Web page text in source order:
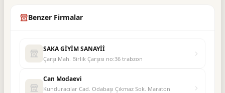
Benzer Firmalar
SAKA GİYİM SANAYİİ
Çarşı Mah. Birlik Çarşısı no:36 trabzon
Can Modaevi
Kunduracılar Cad. Odabaşı Çıkmaz Sok. Maraton